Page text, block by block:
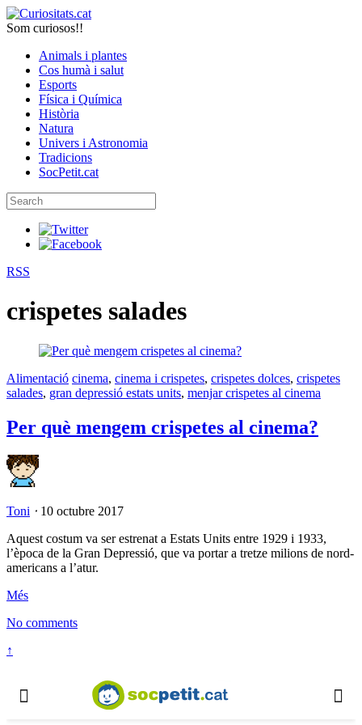
Som curiosos!!
Animals i plantes
Cos humà i salut
Esports
Física i Química
Història
Natura
Univers i Astronomia
Tradicions
SocPetit.cat
RSS
crispetes salades
Alimentació cinema, cinema i crispetes, crispetes dolces, crispetes
salades, gran depressió estats units, menjar crispetes al cinema
Per què mengem crispetes al cinema?
Toni ⋅ 10 octubre 2017
Aquest costum va ser estrenat a Estats Units entre 1929 i 1933,
l’època de la Gran Depressió, que va portar a tretze milions de nord-
americans a l’atur.
Més
No comments
↑